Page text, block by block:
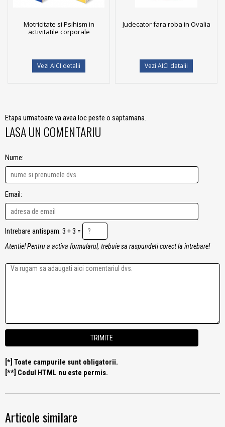
Motricitate si Psihism in
activitatile corporale
Vezi AICI detalii
Judecator fara roba in Ovalia
Vezi AICI detalii
Etapa urmatoare va avea loc peste o saptamana.
LASA UN COMENTARIU
Nume:
Email:
Intrebare antispam: 3 + 3 =
Atentie! Pentru a activa formularul, trebuie sa raspundeti corect la intrebare!
[*] Toate campurile sunt obligatorii.
[**] Codul HTML nu este permis.
Articole similare